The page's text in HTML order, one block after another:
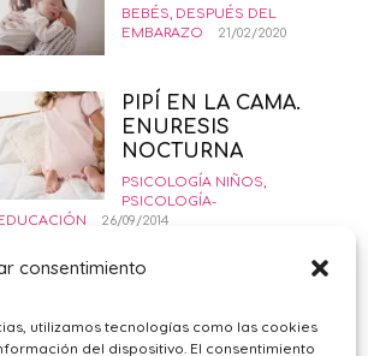
consentimiento
utilizamos tecnologías como las cookies
del dispositivo. El consentimiento
BEBÉS, DESPUÉS DEL
EMBARAZO
21/02/2020
PIPÍ EN LA CAMA.
ENURESIS
NOCTURNA
PSICOLOGÍA NIÑOS,
PSICOLOGÍA-
26/09/2014
PICNIC NOCTURNO
DE VERANO
CON AMOR ,INTERESANTE,
EDUCACIÓN
12/02/2015
AL ABORTO
SEGURO Y
,PRIMER TRIMESTRE
SALUD,SÓLO PARA
QUÉ ME SIENTO
09/02/2016